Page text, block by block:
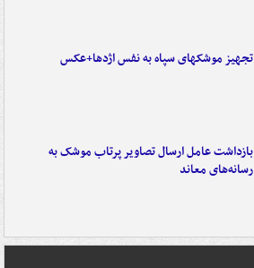
تجهیز موشکهای سپاه به نفس اژدها+عکس
بازداشت عامل ارسال تصاویر پرتاب موشک به
رسانه‌های معاند